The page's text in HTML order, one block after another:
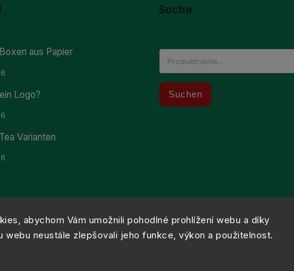
abychom Vám umožnili pohodlné prohlížení webu a díky
webu neustále zlepšovali jeho funkce, výkon a použitelnost.
aus Papier
Logo?
Varianten
Suche
Suchen